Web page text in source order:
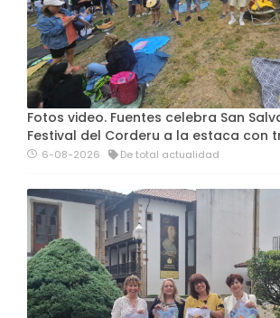
Fotos video. Fuentes celebra San
Festival del Corderu a la estaca con
6-08-2026 De total actualidad